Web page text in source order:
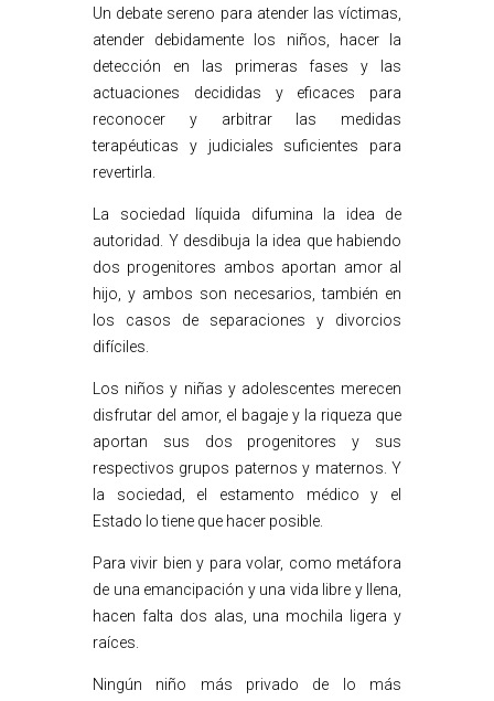
Un debate sereno para atender las víctimas,
atender debidamente los niños, hacer la
detección en las primeras fases y las
actuaciones decididas y eficaces para
reconocer y arbitrar las medidas
terapéuticas y judiciales suficientes para
revertirla.
La sociedad líquida difumina la idea de
autoridad. Y desdibuja la idea que habiendo
dos progenitores ambos aportan amor al
hijo, y ambos son necesarios, también en
los casos de separaciones y divorcios
difíciles.
Los niños y niñas y adolescentes merecen
disfrutar del amor, el bagaje y la riqueza que
aportan sus dos progenitores y sus
respectivos grupos paternos y maternos. Y
la sociedad, el estamento médico y el
Estado lo tiene que hacer posible.
Para vivir bien y para volar, como metáfora
de una emancipación y una vida libre y llena,
hacen falta dos alas, una mochila ligera y
raíces.
Ningún niño más privado de lo más